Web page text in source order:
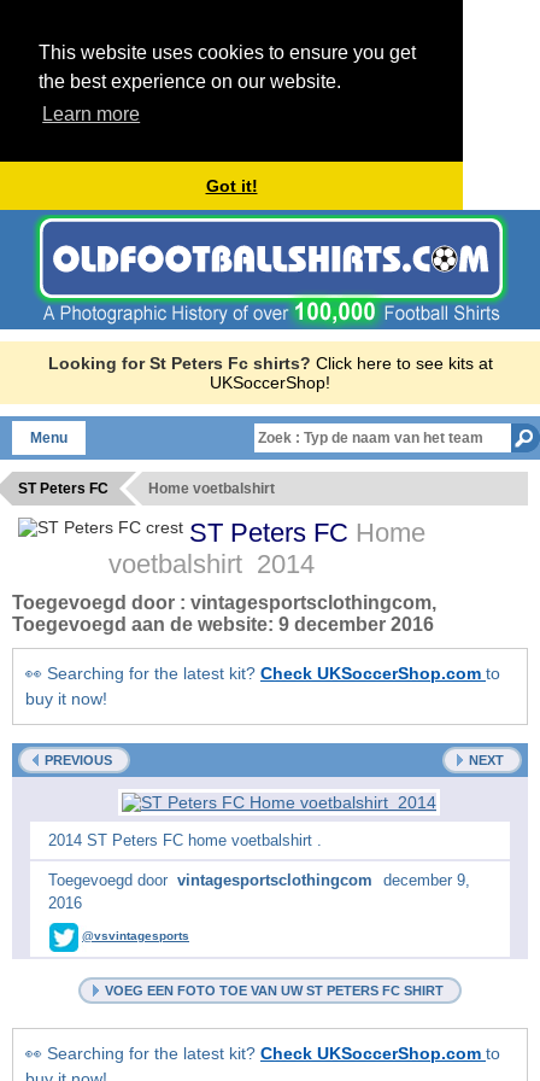
This website uses cookies to ensure you get
the best experience on our website.
Learn more
Got it!
Looking for St Peters Fc shirts? Click here to see kits at
UKSoccerShop!
Menu
ST Peters FC Home voetbalshirt
ST Peters FC Home
voetbalshirt 2014
Toegevoegd door : vintagesportsclothingcom,
Toegevoegd aan de website: 9 december 2016
👀 Searching for the latest kit? Check UKSoccerShop.com to
buy it now!
PREVIOUS NEXT
2014 ST Peters FC home voetbalshirt .
Toegevoegd door vintagesportsclothingcom
december 9,
2016
@vsvintagesports
VOEG EEN FOTO TOE VAN UW ST PETERS FC SHIRT
👀 Searching for the latest kit? Check UKSoccerShop.com to